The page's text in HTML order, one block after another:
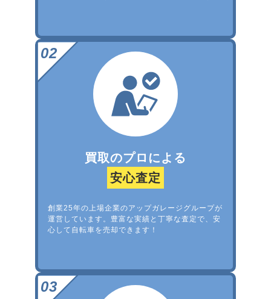
買取のプロによる
安心査定
創業25年の上場企業のアップガレージグループが
運営しています。豊富な実績と丁寧な査定で、安
心して自転車を売却できます！